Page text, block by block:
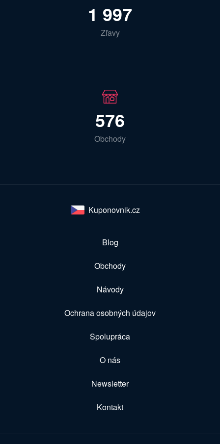
1 997
Zľavy
576
Obchody
Kuponovnik.cz
Blog
Obchody
Návody
Ochrana osobných údajov
Spolupráca
O nás
Newsletter
Kontakt